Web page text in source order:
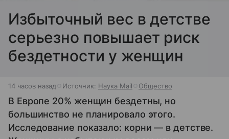
Избыточный вес в детстве
серьезно повышает риск
бездетности у женщин
14 часов назад Источник: Наука Mail Общество
В Европе 20% женщин бездетны, но
большинство не планировало этого.
Исследование показало: корни — в детстве.